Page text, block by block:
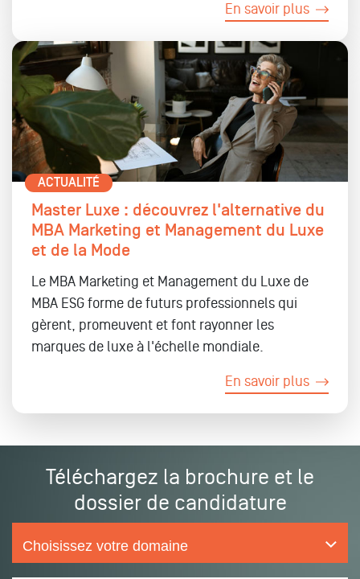
En savoir plus
ACTUALITÉ
Master Luxe : découvrez l'alternative du
MBA Marketing et Management du Luxe
et de la Mode
Le MBA Marketing et Management du Luxe de
MBA ESG forme de futurs professionnels qui
gèrent, promeuvent et font rayonner les
marques de luxe à l'échelle mondiale.
En savoir plus
Téléchargez la brochure et le
dossier de candidature